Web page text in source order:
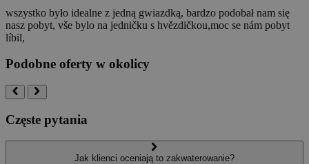
wszystko było idealne z jedną gwiazdką, bardzo podobał nam się
nasz pobyt, vše bylo na jedničku s hvězdičkou,moc se nám pobyt
líbil,
Podobne oferty w okolicy
Częste pytania
Jak klienci oceniają to zakwaterowanie?